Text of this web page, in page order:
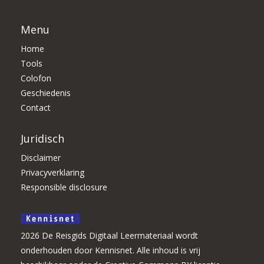
Menu
Home
Tools
Colofon
Geschiedenis
Contact
Juridisch
Disclaimer
Privacyverklaring
Responsible disclosure
2026 De Reisgids Digitaal Leermateriaal wordt
onderhouden door Kennisnet. Alle inhoud is vrij